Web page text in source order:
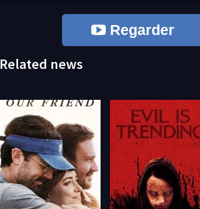
Regarder
Related news